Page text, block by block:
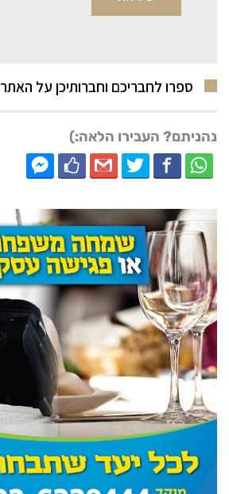
ספרו לחבריכם וחברותיכן על האתר
נהניתם? העבירו הלאה:)